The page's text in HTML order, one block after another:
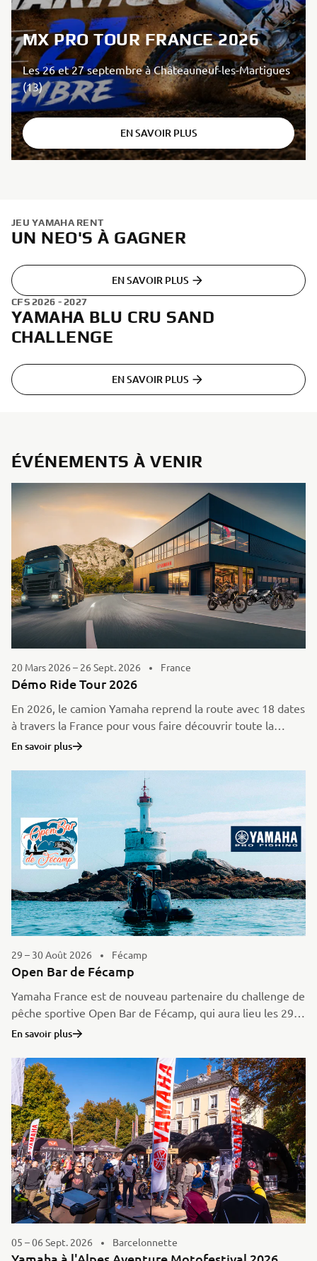
MX PRO TOUR FRANCE 2026
Les 26 et 27 septembre à Châteauneuf-les-Martigues
(13)
EN SAVOIR PLUS
JEU YAMAHA RENT
UN NEO'S À GAGNER
EN SAVOIR PLUS
CFS 2026 - 2027
YAMAHA BLU CRU SAND
CHALLENGE
EN SAVOIR PLUS
ÉVÉNEMENTS À VENIR
20 Mars 2026 – 26 Sept. 2026 France
Démo Ride Tour 2026
En 2026, le camion Yamaha reprend la route avec 18 dates
à travers la France pour vous faire découvrir toute la
gamme ! Du 20 mars au 26 septembre, la troisième saison
En savoir plus
29 – 30 Août 2026 Fécamp
Open Bar de Fécamp
Yamaha France est de nouveau partenaire du challenge de
pêche sportive Open Bar de Fécamp, qui aura lieu les 29
et 30 août 2026.
En savoir plus
05 – 06 Sept. 2026 Barcelonnette